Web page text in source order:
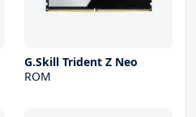
G.Skill Trident Z Neo
ROM